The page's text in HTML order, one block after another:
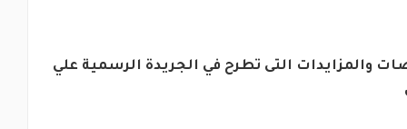
والمزايدات التى تطرح في الجريدة الرسمية علي